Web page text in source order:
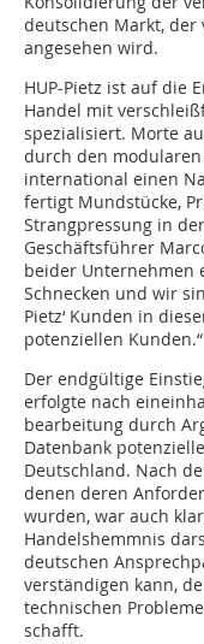
deutschen Markt, der
angesehen wird.
HUP-Pietz ist auf die
Handel mit
spezialisiert. Morte
durch den
international einen
fertigt Mundstücke,
Strangpressung in
Geschäftsführer
beider Unternehmen
Schnecken und wir
Pietz‘ Kunden in
potenziellen Kunden.“
Der endgültige
erfolgte nach
bearbeitung durch
Datenbank
Deutschland. Nach
denen deren
wurden, war auch
Handelshemmnis
deutschen
verständigen kann,
technischen
schafft.